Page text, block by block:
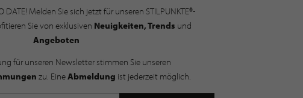
DATE! Melden Sie sich jetzt für unseren STILPUNKTE®-
Sie von exklusiven Neuigkeiten, Trends und
Angeboten
für unseren Newsletter stimmen Sie unseren
zu. EineAbmeldung ist jederzeit möglich.